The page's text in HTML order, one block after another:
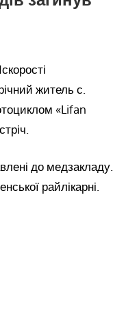
житель с.
«Lifan
до медзакладу.
райлікарні.